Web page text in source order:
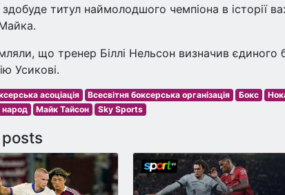
титул наймолодшого чемпіона в історії
що тренер Біллі Нельсон визначив
Усикові.
асоціація Всесвітня боксерська організація Бокс
народ
Майк Тайсон Sky Sports